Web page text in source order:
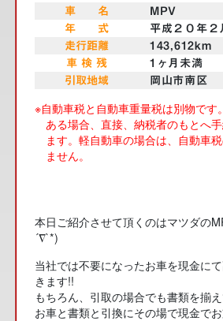
車 名
MPV
年 式
平成２０年２
走行距離
143,612km
車 検 残
1ヶ月未満
引取地域
岡山市南区
※自動車税と自動車重量税は別物です
ある場合、直接、納税者のもとへ
ます。 軽自動車の場合は、自動車
ません。
本日ご紹介させて頂くのはマツダの
´∇`*)
当社では不要になったお車を現金に
きます!!
もちろん、引取の場合でも書類を揃え
お車と書類と引換にその場で現金で